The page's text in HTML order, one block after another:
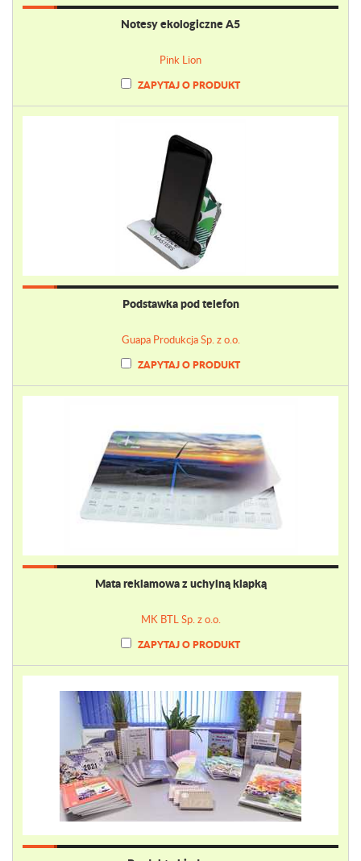
Notesy ekologiczne A5
Pink Lion
ZAPYTAJ O PRODUKT
Podstawka pod telefon
Guapa Produkcja Sp. z o.o.
ZAPYTAJ O PRODUKT
Mata reklamowa z uchylną klapką
MK BTL Sp. z o.o.
ZAPYTAJ O PRODUKT